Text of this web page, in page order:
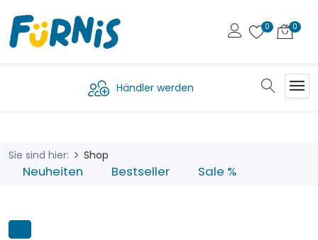
Händler werden
Sie sind hier: Shop
Neuheiten Bestseller Sale %